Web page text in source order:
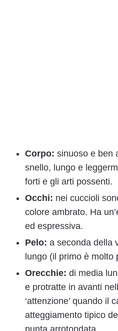
Corpo: sinuoso e ben
snello, lungo e
forti e gli arti possenti.
Occhi: nei cuccioli
colore ambrato. Ha
ed espressiva.
Pelo: a seconda della
lungo (il primo è molto
Orecchie: di media
e protratte in avanti
‘attenzione’ quando il
atteggiamento tipico